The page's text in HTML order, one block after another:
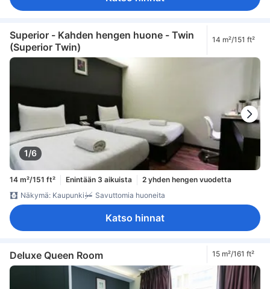
Rakennuksessa on portaat
sammutin
savunilmaisin
Säädettävä ilmastointi
Turvaominaisuudet
Superior - Kahden hengen huone - Twin
(Superior Twin)
14 m²/151 ft²
1/6
14 m²/151 ft² Enintään 3 aikuista
2 yhden hengen vuodetta
Näkymä: Kaupunki
Savuttomia huoneita
Katso hinnat
Deluxe Queen Room 15 m²/161 ft²